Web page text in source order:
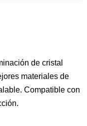
de cristal
materiales de
Compatible con